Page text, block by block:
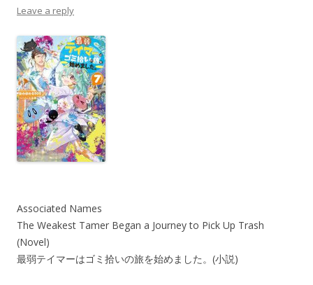
Leave a reply
Associated Names
The Weakest Tamer Began a Journey to Pick Up Trash
(Novel)
最弱テイマーはゴミ拾いの旅を始めました。(小説)